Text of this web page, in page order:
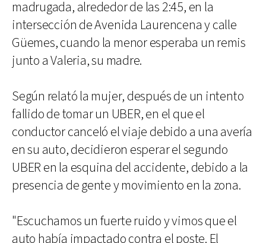
madrugada, alrededor de las 2:45, en la
intersección de Avenida Laurencena y calle
Güemes, cuando la menor esperaba un remis
junto a Valeria, su madre.
Según relató la mujer, después de un intento
fallido de tomar un UBER, en el que el
conductor canceló el viaje debido a una avería
en su auto, decidieron esperar el segundo
UBER en la esquina del accidente, debido a la
presencia de gente y movimiento en la zona.
"Escuchamos un fuerte ruido y vimos que el
auto había impactado contra el poste. El